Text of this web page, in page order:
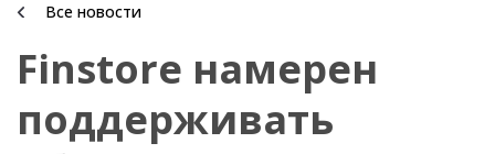
Все новости
Finstore намерен
поддерживать